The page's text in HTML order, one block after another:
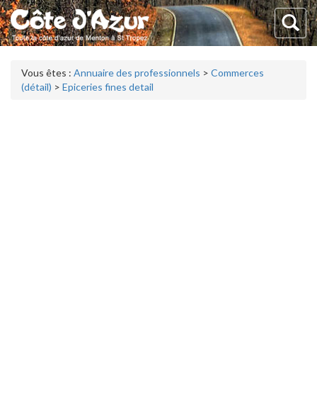
Vous êtes : Annuaire des professionnels > Commerces
(détail) > Epiceries fines detail